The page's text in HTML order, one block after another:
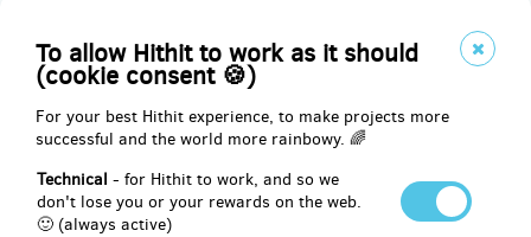
To allow Hithit to work as it should
(cookie consent 🍪)
For your best Hithit experience, to make projects more
successful and the world more rainbowy. 🌈
Technical - for Hithit to work, and so we
don't lose you or your rewards on the web.
🙂 (always active)
České Budějovice
Frýdek-Místek
nebo Č. pošta - doručení na adresu (potom nám prosím pošlete o
95 Kč více na poštovné)
Reward delivery: on address, in a month after the Hithit project end